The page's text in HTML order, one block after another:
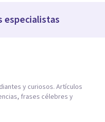
especialistas
y curiosos. Artículos
frases célebres y